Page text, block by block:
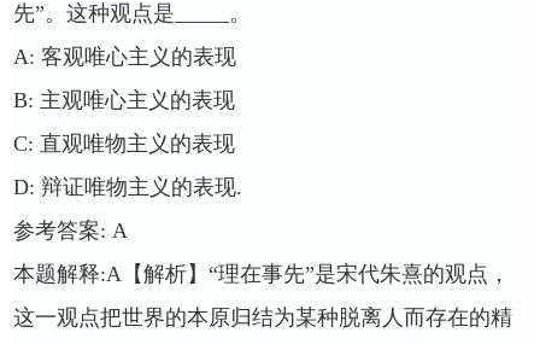
先”。这种观点是
。
A:客观唯心主义的表现
B: 主观唯心主义的表现
C: 直观唯物主义的表现
D:辩证唯物主义的表现.
参考答案: A
本题解释:A 【解析】“理在事先”是宋代朱熹的观点，
这一观点把世界的本原归结为某种脱离人而存在的精